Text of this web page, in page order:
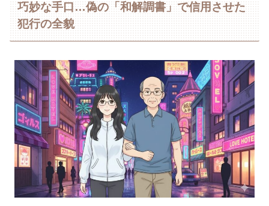
巧妙な手口…偽の「和解調書」で信用させた
犯行の全貌